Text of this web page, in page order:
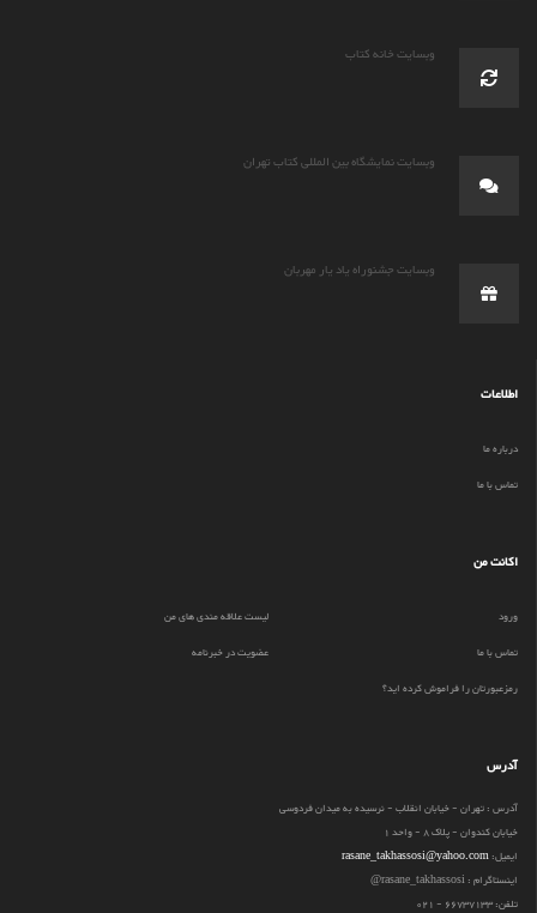
وبسایت خانه کتاب
وبسایت نمایشگاه بین المللی کتاب تهران
وبسایت جشنوراه یاد یار مهربان
اطلاعات
درباره ما
تماس با ما
اکانت من
ورود
لیست علاقه مندی های من
تماس با ما
عضویت در خبرنامه
رمزعبورتان را فراموش کرده اید؟
آدرس
آدرس : تهران - خیابان انقلاب - نرسیده به میدان فردوسی
خیابان کندوان - پلاک 8 - واحد 1
ایمیل:rasane_takhassosi@yahoo.com
اینستاگرام : rasane_takhassosi@
تلفن: 66737133 - 021